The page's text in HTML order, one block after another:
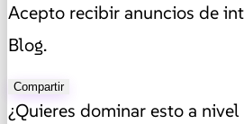
Acepto recibir anuncios de
Blog.
Compartir
¿Quieres dominar esto a